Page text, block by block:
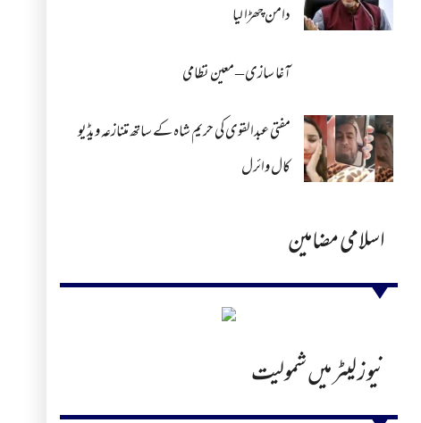
دامن چھڑا لیا
آغا سازی – معین نظامی
مفتی عبدالقوی کی حریم شاہ کے ساتھ متنازعہ ویڈیو
کال وائرل
اسلامی مضامین
نیوز لیٹر میں شمولیت